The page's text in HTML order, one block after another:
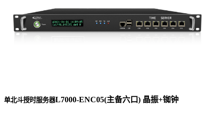
单北斗授时服务器L7000-ENC05(主备六口) 晶振+铷钟